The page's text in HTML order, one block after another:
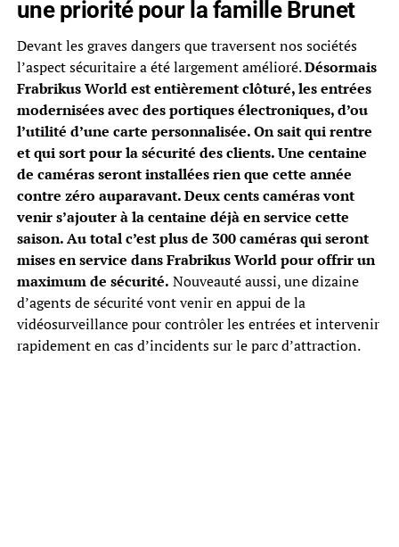
une priorité pour la famille Brunet
Devant les graves dangers que traversent nos sociétés
l’aspect sécuritaire a été largement amélioré.Désormais
Frabrikus World est entièrement clôturé, les entrées
modernisées avec des portiques électroniques, d’ou
l’utilité d’une carte personnalisée. On sait qui rentre
et qui sort pour la sécurité des clients. Une centaine
de caméras seront installées rien que cette année
contre zéro auparavant. Deux cents caméras vont
venir s’ajouter à la centaine déjà en service cette
saison. Au total c’est plus de 300 caméras qui seront
mises en service dans Frabrikus World pour offrir un
maximum de sécurité. Nouveauté aussi, une dizaine
d’agents de sécurité vont venir en appui de la
vidéosurveillance pour contrôler les entrées et intervenir
rapidement en cas d’incidents sur le parc d’attraction.